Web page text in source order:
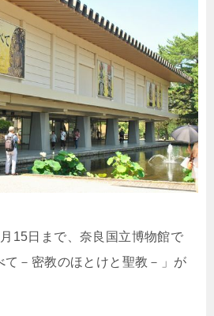
15日まで、奈良国立博物館で
－密教のほとけと聖教－」が